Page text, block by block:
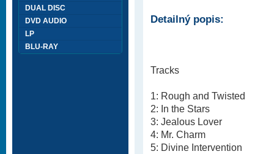
Detailný popis:
Tracks
1: Rough and Twisted
2: In the Stars
3: Jealous Lover
4: Mr. Charm
5: Divine Intervention
DUAL DISC
DVD AUDIO
LP
BLU-RAY